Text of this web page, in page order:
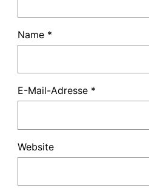
Name *
E-Mail-Adresse *
Website